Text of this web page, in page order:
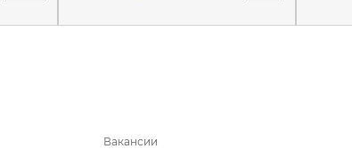
Вакансии